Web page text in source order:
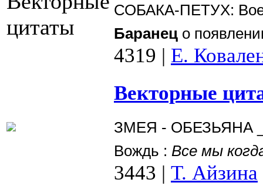
СОБАКА-ПЕТУХ:
Баранец о
4319 | Е.
Векторные
ЗМЕЯ - ОБЕЗЬЯНА
Вождь : Все мы
3443 | Т. Айзина